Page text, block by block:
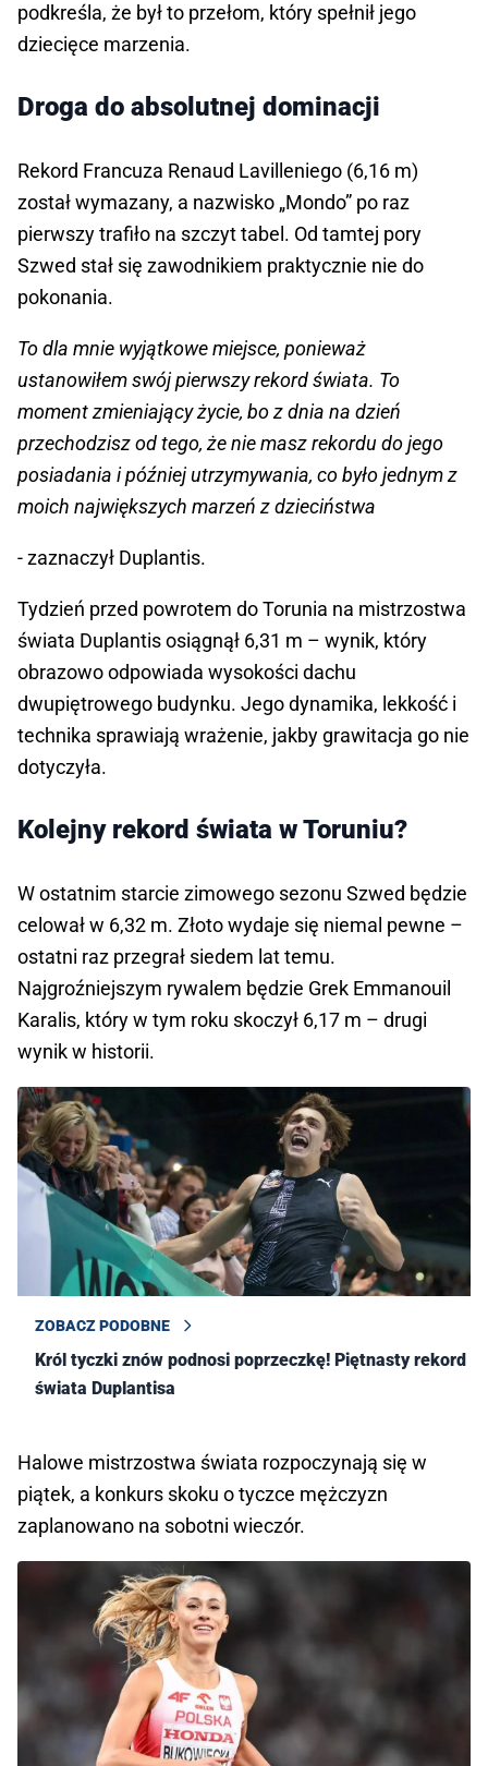
podkreśla, że był to przełom, który spełnił jego
dziecięce marzenia.
Droga do absolutnej dominacji
Rekord Francuza Renaud Lavilleniego (6,16 m)
został wymazany, a nazwisko „Mondo” po raz
pierwszy trafiło na szczyt tabel. Od tamtej pory
Szwed stał się zawodnikiem praktycznie nie do
pokonania.
To dla mnie wyjątkowe miejsce, ponieważ
ustanowiłem swój pierwszy rekord świata. To
moment zmieniający życie, bo z dnia na dzień
przechodzisz od tego, że nie masz rekordu do jego
posiadania i później utrzymywania, co było jednym z
moich największych marzeń z dzieciństwa
- zaznaczył Duplantis.
Tydzień przed powrotem do Torunia na mistrzostwa
świata Duplantis osiągnął 6,31 m – wynik, który
obrazowo odpowiada wysokości dachu
dwupiętrowego budynku. Jego dynamika, lekkość i
technika sprawiają wrażenie, jakby grawitacja go nie
dotyczyła.
Kolejny rekord świata w Toruniu?
W ostatnim starcie zimowego sezonu Szwed będzie
celował w 6,32 m. Złoto wydaje się niemal pewne –
ostatni raz przegrał siedem lat temu.
Najgroźniejszym rywalem będzie Grek Emmanouil
Karalis, który w tym roku skoczył 6,17 m – drugi
wynik w historii.
ZOBACZ PODOBNE
Król tyczki znów podnosi poprzeczkę! Piętnasty rekord
świata Duplantisa
Halowe mistrzostwa świata rozpoczynają się w
piątek, a konkurs skoku o tyczce mężczyzn
zaplanowano na sobotni wieczór.